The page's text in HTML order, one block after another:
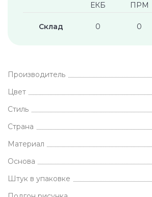
ЕКБ ПРМ
Склад 0 0
Производитель
Цвет
Стиль
Страна
Материал
Основа
Штук в упаковке